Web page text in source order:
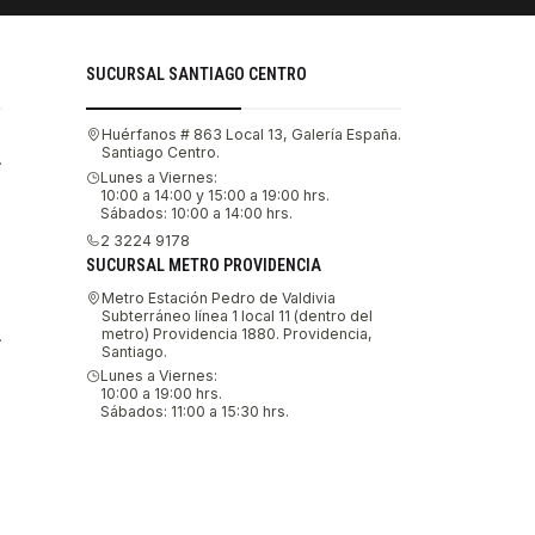
SUCURSAL SANTIAGO CENTRO
Huérfanos # 863 Local 13, Galería España.
Santiago Centro.
Lunes a Viernes:
10:00 a 14:00 y 15:00 a 19:00 hrs.
Sábados: 10:00 a 14:00 hrs.
2 3224 9178
SUCURSAL METRO PROVIDENCIA
Metro Estación Pedro de Valdivia
Subterráneo línea 1 local 11 (dentro del
metro) Providencia 1880. Providencia,
Santiago.
Lunes a Viernes:
10:00 a 19:00 hrs.
Sábados: 11:00 a 15:30 hrs.